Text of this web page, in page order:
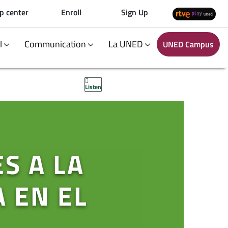
center Enroll Sign Up
Communication La UNED UNED Campus
Listen
A LA
EN EL